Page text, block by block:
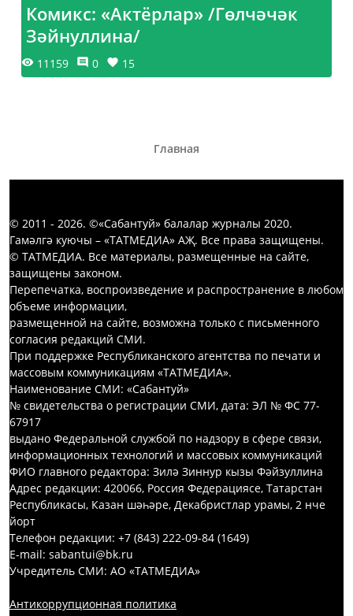
Комикс: «Актёрлар» /Гөлчәчәк
Зәйнуллина/
11159 0 15
Главная
© 2011 - 2026. ©«Сабантуй» балалар журналы 2020.
Гамәлгә куючы – «ТАТМЕДИА» АҖ. Все права защищены.
© ТАТМЕДИА. Все материалы, размещенные на сайте,
защищены законом.
Перепечатка, воспроизведение и распространение в любом
объеме информации,
размещенной на сайте, возможна только с письменного
согласия редакций СМИ.
При поддержке Республиканского агентства по печати и
массовым коммуникациям «ТАТМЕДИА».
Наименование СМИ: «Сабантуй»
№ свидетельства о регистрации СМИ, дата: ЭЛ № ФС 77-
67917
выдано Федеральной службой по надзору в сфере связи,
информационных технологий и массовых коммуникаций
ФИО главного редактора: Зилә Зиннур кызы Фәйзуллина
Адрес редакции: 420066, Россия Федерациясе, Татарстан
Республикасы, Казан шәһәре, Декабристлар урамы, 2 нче
йорт
Телефон редакции: +7 (843) 222-09-84 (1649)
E-mail: sabantui@bk.ru
Учредитель СМИ: АО «ТАТМЕДИА»
Антикоррупционная политика